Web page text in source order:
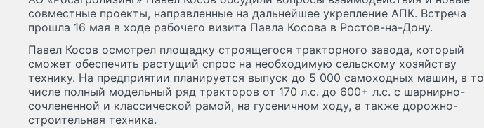
совместные проекты, направленные на дальнейшее укрепление АПК. Встреча
прошла 16 мая в ходе рабочего визита Павла Косова в Ростов-на-Дону.
Павел Косов осмотрел площадку строящегося тракторного завода, который
сможет обеспечить растущий спрос на необходимую сельскому хозяйству
технику. На предприятии планируется выпуск до 5 000 самоходных машин, в
числе полный модельный ряд тракторов от 170 л.с. до 600+ л.с. с шарнирно-
сочлененной и классической рамой, на гусеничном ходу, а также дорожно-
строительная техника.